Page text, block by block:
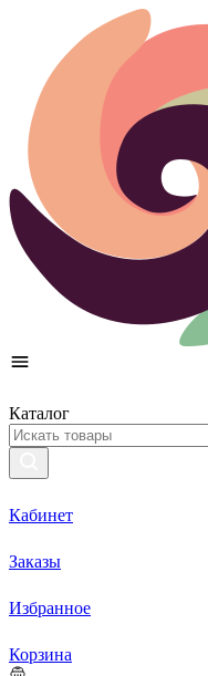
Каталог
Кабинет
Заказы
Избранное
Корзина